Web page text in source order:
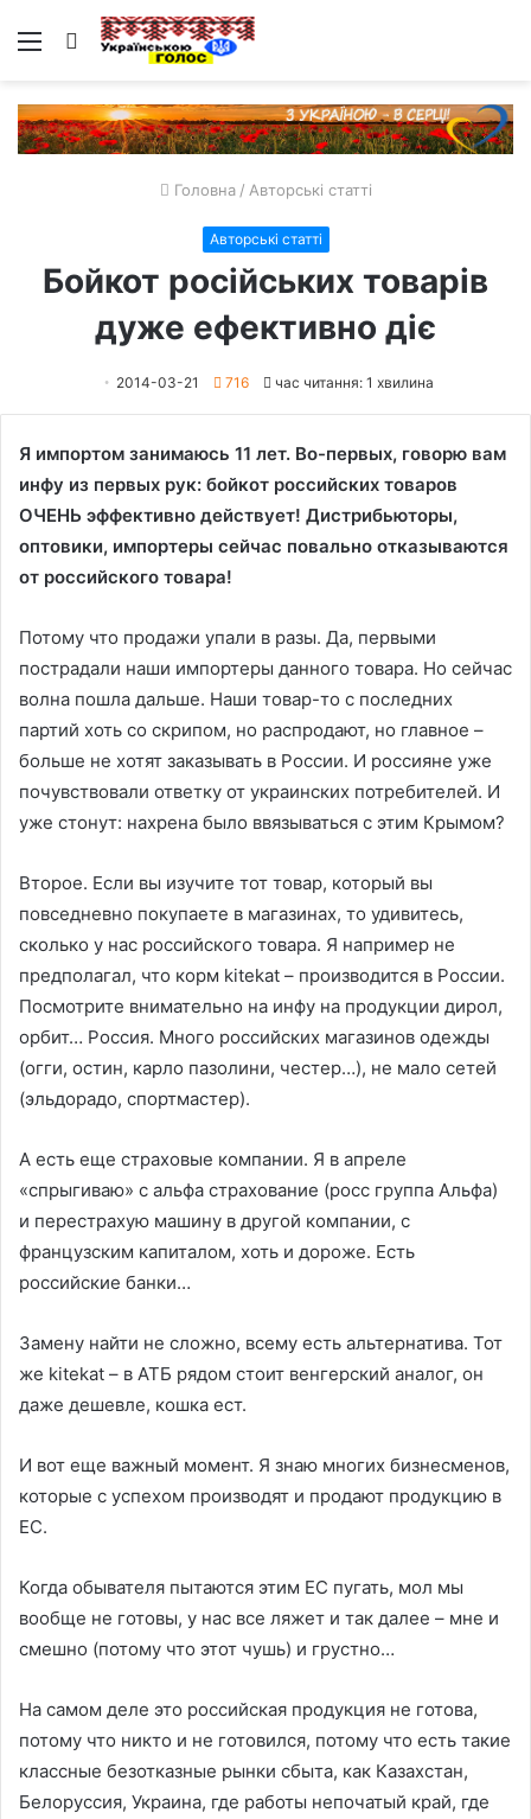
Меню Пошук
Головна / Авторські статті
Авторські статті
Бойкот російських товарів
дуже ефективно діє
2014-03-21 716 час читання: 1 хвилина
Я импортом занимаюсь 11 лет. Во-первых, говорю вам
инфу из первых рук: бойкот российских товаров
ОЧЕНЬ эффективно действует! Дистрибьюторы,
оптовики, импортеры сейчас повально отказываются
от российского товара!
Потому что продажи упали в разы. Да, первыми
пострадали наши импортеры данного товара. Но сейчас
волна пошла дальше. Наши товар-то с последних
партий хоть со скрипом, но распродают, но главное –
больше не хотят заказывать в России. И россияне уже
почувствовали ответку от украинских потребителей. И
уже стонут: нахрена было ввязываться с этим Крымом?
Второе. Если вы изучите тот товар, который вы
повседневно покупаете в магазинах, то удивитесь,
сколько у нас российского товара. Я например не
предполагал, что корм kitekat – производится в России.
Посмотрите внимательно на инфу на продукции дирол,
орбит… Россия. Много российских магазинов одежды
(огги, остин, карло пазолини, честер…), не мало сетей
(эльдорадо, спортмастер).
А есть еще страховые компании. Я в апреле
«спрыгиваю» с альфа страхование (росс группа Альфа)
и перестрахую машину в другой компании, с
французским капиталом, хоть и дороже. Есть
российские банки…
Замену найти не сложно, всему есть альтернатива. Тот
же kitekat – в АТБ рядом стоит венгерский аналог, он
даже дешевле, кошка ест.
И вот еще важный момент. Я знаю многих бизнесменов,
которые с успехом производят и продают продукцию в
ЕС.
Когда обывателя пытаются этим ЕС пугать, мол мы
вообще не готовы, у нас все ляжет и так далее – мне и
смешно (потому что этот чушь) и грустно…
На самом деле это российская продукция не готова,
потому что никто и не готовился, потому что есть такие
классные безотказные рынки сбыта, как Казахстан,
Белоруссия, Украина, где работы непочатый край, где